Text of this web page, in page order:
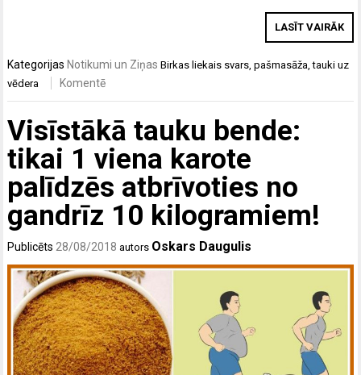
LASĪT VAIRĀK
KategorijasNotikumi un Ziņas Birkasliekais svars ,pašmasāža ,tauki uz
vēdera
Komentē
Visīstākā tauku bende:
tikai 1 viena karote
palīdzēs atbrīvoties no
gandrīz 10 kilogramiem!
Publicēts 28/08/2018 autors Oskars Daugulis